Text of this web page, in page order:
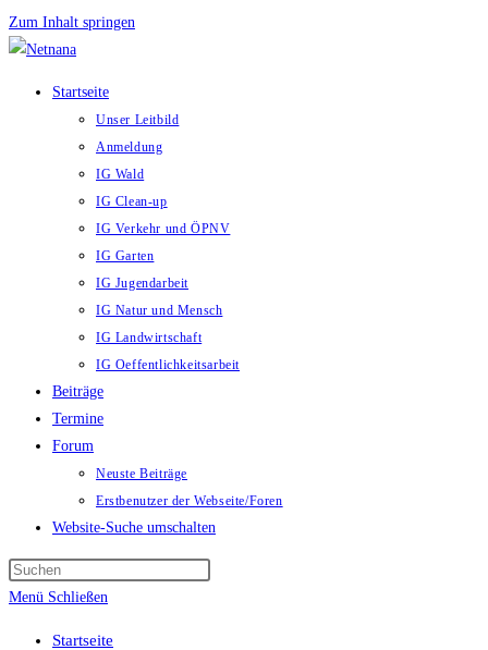
Zum Inhalt springen
Startseite
Unser Leitbild
Anmeldung
IG Wald
IG Clean-up
IG Verkehr und ÖPNV
IG Garten
IG Jugendarbeit
IG Natur und Mensch
IG Landwirtschaft
IG Oeffentlichkeitsarbeit
Beiträge
Termine
Forum
Neuste Beiträge
Erstbenutzer der Webseite/Foren
Website-Suche umschalten
Menü Schließen
Startseite